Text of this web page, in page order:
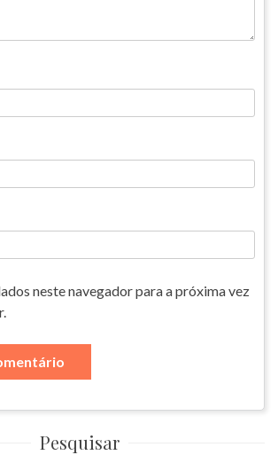
neste navegador para a próxima vez
Pesquisar